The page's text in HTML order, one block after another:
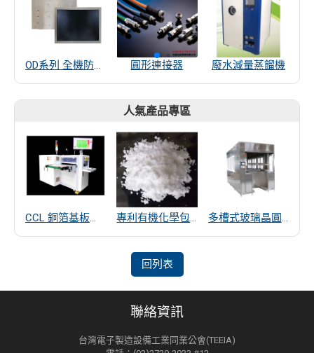
OD系列 全機防水觸控螢幕 圓形連接器 廢水減量蒸餾機
人氣產品專區
CCL 銅箔基板厚度量測 專利有機化學包覆SiO2遠紅外線散熱粒子 多槽式玻璃晶圓清洗機
回列表
聯絡資訊
台灣電子製造設備工業同業公會(TEEIA)